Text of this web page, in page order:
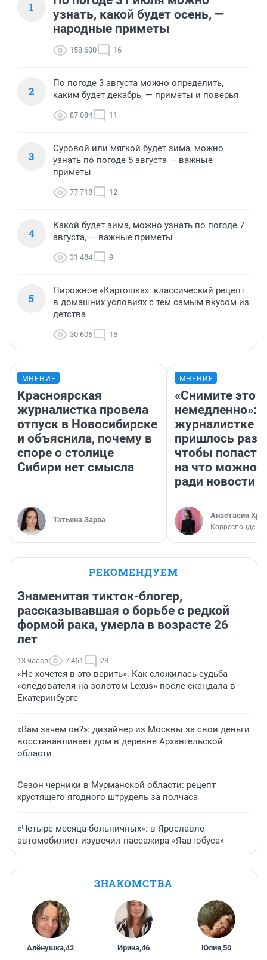
1
узнать, какой будет осень, —
народные приметы
158 600 16
2
По погоде 3 августа можно определить,
каким будет декабрь, — приметы и поверья
87 084 11
3
Суровой или мягкой будет зима, можно
узнать по погоде 5 августа — важные
приметы
77 718 12
4
Какой будет зима, можно узнать по погоде 7
августа, — важные приметы
31 484 9
5
Пирожное «Картошка»: классический рецепт
в домашних условиях с тем самым вкусом из
детства
30 606 15
МНЕНИЕ
Красноярская
журналистка провела
отпуск в Новосибирске
и объяснила, почему в
споре о столице
Сибири нет смысла
Татьяна Зарва
МНЕНИЕ
«Снимите это
немедленно»:
журналистке
пришлось
чтобы попасть
на что можно
ради новости
Анастасия
Корреспондент
РЕКОМЕНДУЕМ
Знаменитая тикток-блогер,
рассказывавшая о борьбе с редкой
формой рака, умерла в возрасте 26
лет
13 часов 7 461 28
«Не хочется в это верить». Как сложилась судьба
«следователя на золотом Lexus» после скандала в
Екатеринбурге
«Вам зачем он?»: дизайнер из Москвы за свои деньги
восстанавливает дом в деревне Архангельской
области
Сезон черники в Мурманской области: рецепт
хрустящего ягодного штрудель за полчаса
«Четыре месяца больничных»: в Ярославле
автомобилист изувечил пассажира «Яавтобуса»
ЗНАКОМСТВА
Алёнушка,42 Ирина,46 Юлия,50